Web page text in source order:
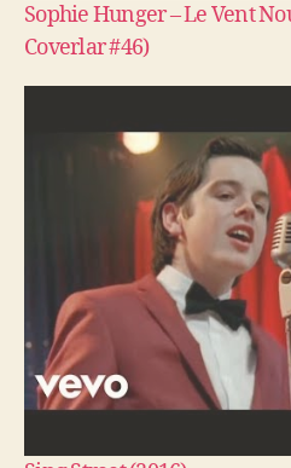
Sophie Hunger – Le Vent
Coverlar #46)